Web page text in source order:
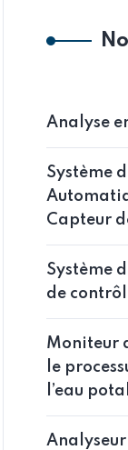
Analyse
Système
Capteur
Système
de
Moniteur
le
l’eau